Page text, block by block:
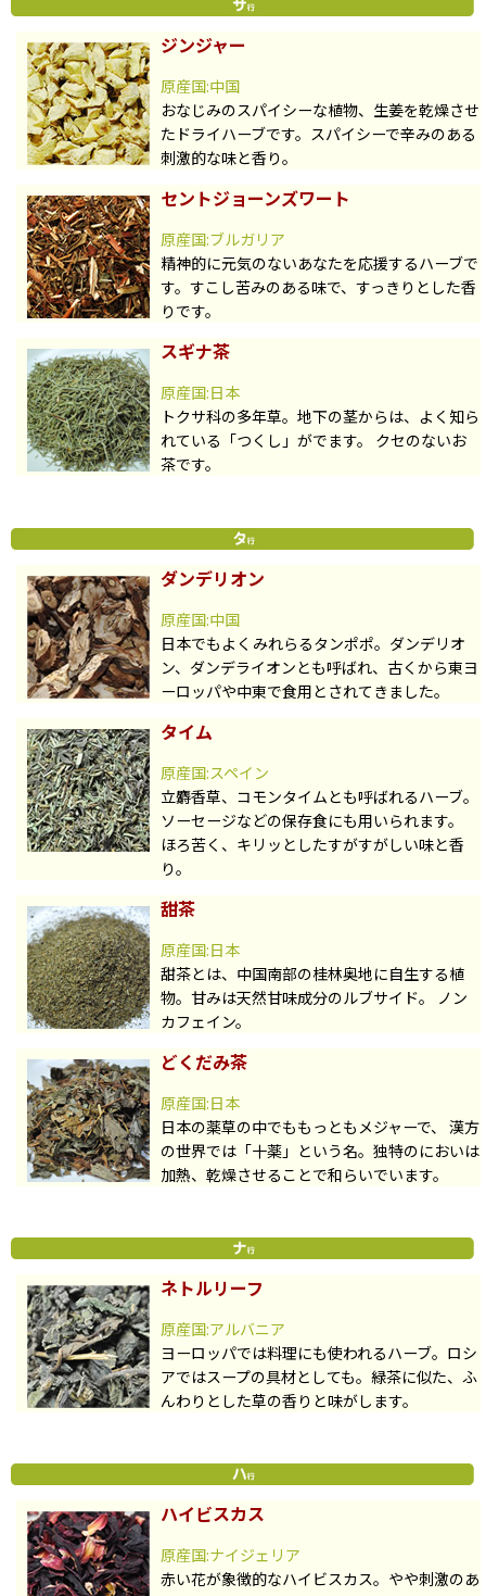
ジンジャー
原産国:中国
おなじみのスパイシーな植物、生姜を乾燥させ
たドライハーブです。スパイシーで辛みのある
刺激的な味と香り。
セントジョーンズワート
原産国:ブルガリア
精神的に元気のないあなたを応援するハーブで
す。すこし苦みのある味で、すっきりとした香
りです。
スギナ茶
原産国:日本
トクサ科の多年草。地下の茎からは、よく知ら
れている「つくし」がでます。 クセのないお
茶です。
ダンデリオン
原産国:中国
日本でもよくみれらるタンポポ。ダンデリオ
ン、ダンデライオンとも呼ばれ、古くから東ヨ
ーロッパや中東で食用とされてきました。
タイム
原産国:スペイン
立麝香草、コモンタイムとも呼ばれるハーブ。
ソーセージなどの保存食にも用いられます。
ほろ苦く、キリッとしたすがすがしい味と香
り。
甜茶
原産国:日本
甜茶とは、中国南部の桂林奥地に自生する植
物。甘みは天然甘味成分のルブサイド。 ノン
カフェイン。
どくだみ茶
原産国:日本
日本の薬草の中でももっともメジャーで、 漢方
の世界では「十薬」という名。独特のにおいは
加熱、乾燥させることで和らいでいます。
ネトルリーフ
原産国:アルバニア
ヨーロッパでは料理にも使われるハーブ。ロシ
アではスープの具材としても。緑茶に似た、ふ
んわりとした草の香りと味がします。
ハイビスカス
原産国:ナイジェリア
赤い花が象徴的なハイビスカス。やや刺激のあ